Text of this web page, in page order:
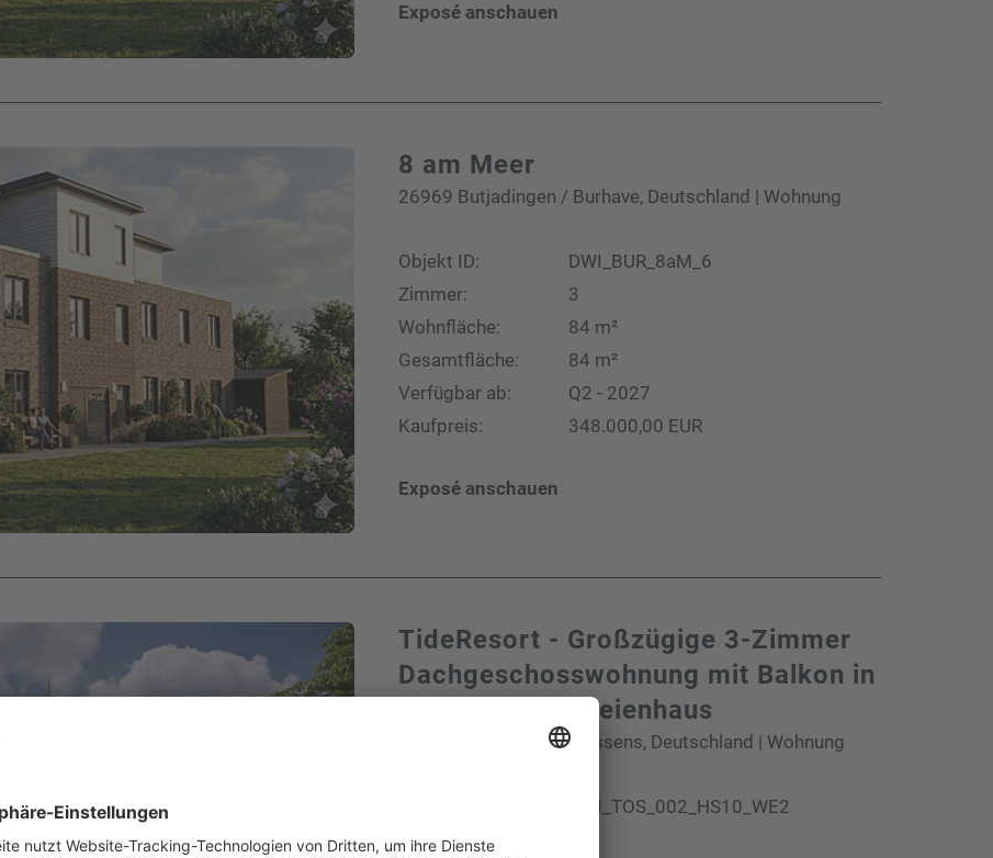
Exposé anschauen
8 am Meer
26969 Butjadingen / Burhave, Deutschland | Wohnung
Objekt ID:
DWI_BUR_8aM_6
Zimmer:
3
Wohnfläche:
84 m²
Gesamtfläche:
84 m²
Verfügbar ab:
Q2 - 2027
Kaufpreis:
348.000,00 EUR
Exposé anschauen
TideResort - Großzügige 3-Zimmer
Dachgeschosswohnung mit Balkon in
einem Zweiparteienhaus
26969 Butjadingen / Tossens, Deutschland | Wohnung
DWI_TOS_002_HS10_WE2
Zimmer: